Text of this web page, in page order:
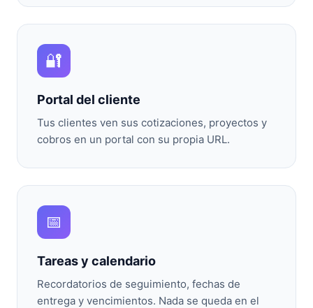
🔐
Portal del cliente
Tus clientes ven sus cotizaciones, proyectos y
cobros en un portal con su propia URL.
📅
Tareas y calendario
Recordatorios de seguimiento, fechas de
entrega y vencimientos. Nada se queda en el